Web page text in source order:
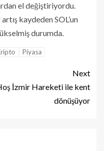
el değiştiriyordu.
kaydeden SOL’un
durumda.
Piyasa
Next
İzmir Hareketi ile kent
dönüşüyor